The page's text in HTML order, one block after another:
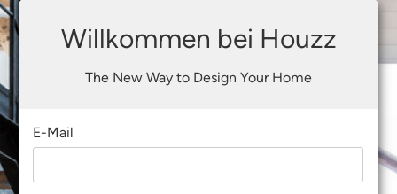
Willkommen bei Houzz
The New Way to Design Your Home
E-Mail